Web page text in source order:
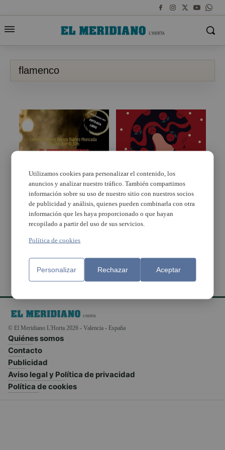
flamenco
LA FECACV
conmemora el Dia de la
Comunidad Valenciana
en Moncada
Torrent realizará un
Flashmob y una
Masterclass de fitness
flamenco para
conmemorar el Día del
Flamenco
© El Meridiano L'Horta 2026 - Valencia - España
Quiénes somos
Contacto
Publicidad
Aviso legal y Política de privacidad
Política de cookies
Utilizamos cookies para personalizar el contenido, los
anuncios y analizar nuestro tráfico. También compartimos
información sobre su uso de nuestro sitio con nuestros socios
de publicidad y análisis, quienes pueden combinarla con otra
información que les haya proporcionado o que hayan
recopilado a partir del uso de sus servicios.
Política de cookies
Personalizar Rechazar Aceptar